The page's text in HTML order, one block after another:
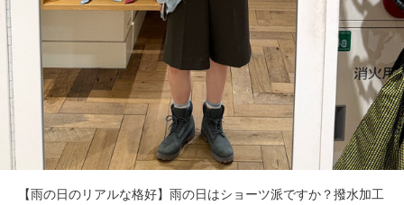
【雨の日のリアルな格好】雨の日はショーツ派ですか？撥水加工